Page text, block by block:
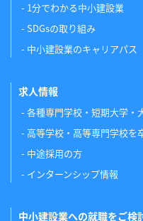
1分でわかる中小建設業
SDGsの取り組み
中小建設業のキャリアパス
求人情報
各種専門学校・短期大学・
高等学校・高等専門学校を
中途採用の方
インターンシップ情報
中小建設業への就職をご検